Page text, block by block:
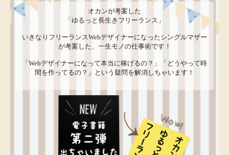
オカンが考案した
「ゆるっと長生きフリーランス」
いきなりフリーランスWebデザイナーになったシングルマザー
が考案した、一生モノの仕事術です！
「Webデザイナーになって本当に稼げるの？」「どうやって時
間を作ってるの？」という疑問を解消しちゃいます！